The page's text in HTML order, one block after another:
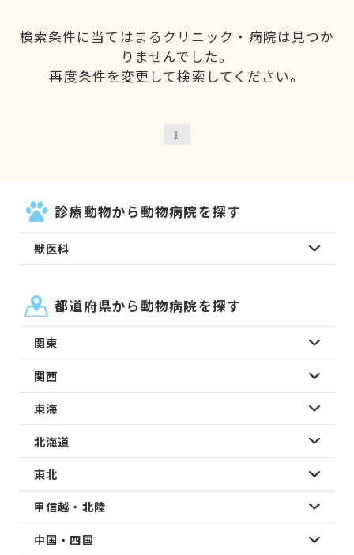
検索条件に当てはまるクリニック・病院は見つか
りませんでした。
再度条件を変更して検索してください。
1
診療動物から動物病院を探す
獣医科
都道府県から動物病院を探す
関東
関西
東海
北海道
東北
甲信越・北陸
中国・四国